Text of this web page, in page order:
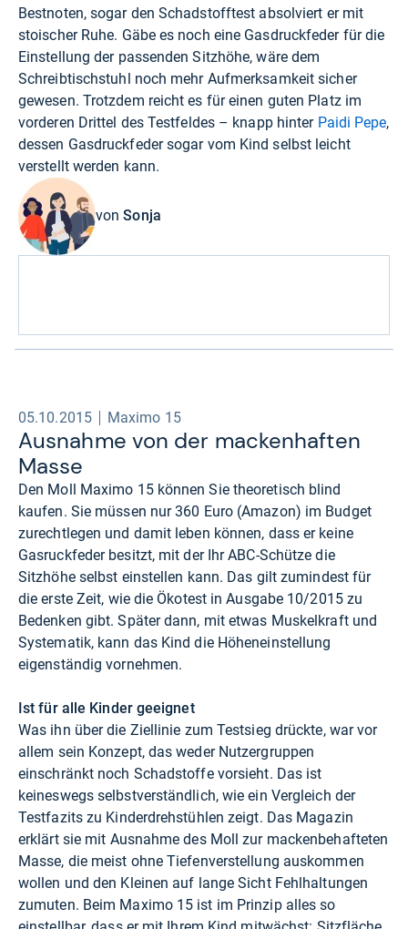
Bestnoten, sogar den Schadstofftest absolviert er mit
stoischer Ruhe. Gäbe es noch eine Gasdruckfeder für die
Einstellung der passenden Sitzhöhe, wäre dem
Schreibtischstuhl noch mehr Aufmerksamkeit sicher
gewesen. Trotzdem reicht es für einen guten Platz im
vorderen Drittel des Testfeldes – knapp hinter Paidi Pepe,
dessen Gasdruckfeder sogar vom Kind selbst leicht
verstellt werden kann.
vonSonja
05.10.2015 Maximo 15
Aus­nahme von der macken­haf­ten
Masse
Den Moll Maximo 15 können Sie theoretisch blind
kaufen. Sie müssen nur 360 Euro (Amazon) im Budget
zurechtlegen und damit leben können, dass er keine
Gasruckfeder besitzt, mit der Ihr ABC-Schütze die
Sitzhöhe selbst einstellen kann. Das gilt zumindest für
die erste Zeit, wie die Ökotest in Ausgabe 10/2015 zu
Bedenken gibt. Später dann, mit etwas Muskelkraft und
Systematik, kann das Kind die Höheneinstellung
eigenständig vornehmen.
Ist für alle Kinder geeignet
Was ihn über die Ziellinie zum Testsieg drückte, war vor
allem sein Konzept, das weder Nutzergruppen
einschränkt noch Schadstoffe vorsieht. Das ist
keineswegs selbstverständlich, wie ein Vergleich der
Testfazits zu Kinderdrehstühlen zeigt. Das Magazin
erklärt sie mit Ausnahme des Moll zur mackenbehafteten
Masse, die meist ohne Tiefenverstellung auskommen
wollen und den Kleinen auf lange Sicht Fehlhaltungen
zumuten. Beim Maximo 15 ist im Prinzip alles so